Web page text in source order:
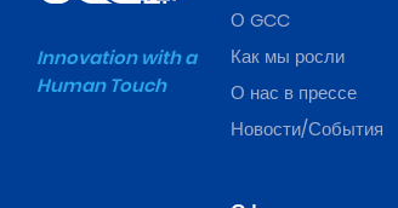
Innovation with a
Human Touch
О GCC
Как мы росли
О нас в прессе
Новости/События